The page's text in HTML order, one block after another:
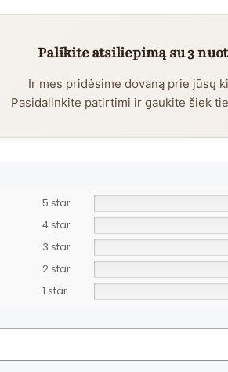
Palikite atsiliepimą su 3
Ir mes pridėsime dovaną prie jūsų
Pasidalinkite patirtimi ir gaukite šiek
5 star
4 star
3 star
2 star
1 star